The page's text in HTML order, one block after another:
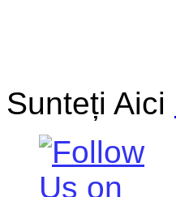
Sunteți Aici